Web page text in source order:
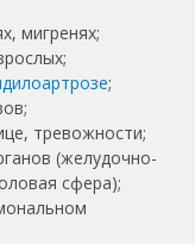
мигренях;
;
тревожности;
(желудочно-
сфера);